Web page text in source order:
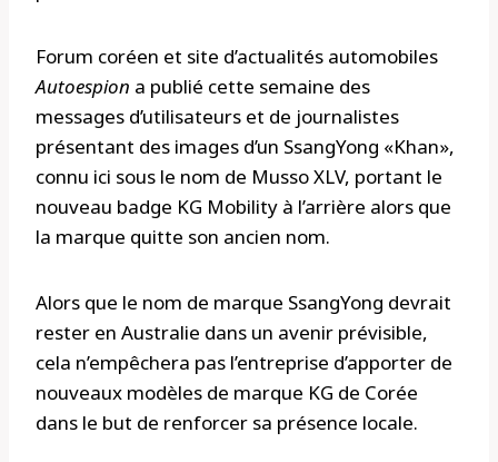
Forum coréen et site d’actualités automobiles
Autoespion a publié cette semaine des
messages d’utilisateurs et de journalistes
présentant des images d’un SsangYong «Khan»,
connu ici sous le nom de Musso XLV, portant le
nouveau badge KG Mobility à l’arrière alors que
la marque quitte son ancien nom.
Alors que le nom de marque SsangYong devrait
rester en Australie dans un avenir prévisible,
cela n’empêchera pas l’entreprise d’apporter de
nouveaux modèles de marque KG de Corée
dans le but de renforcer sa présence locale.